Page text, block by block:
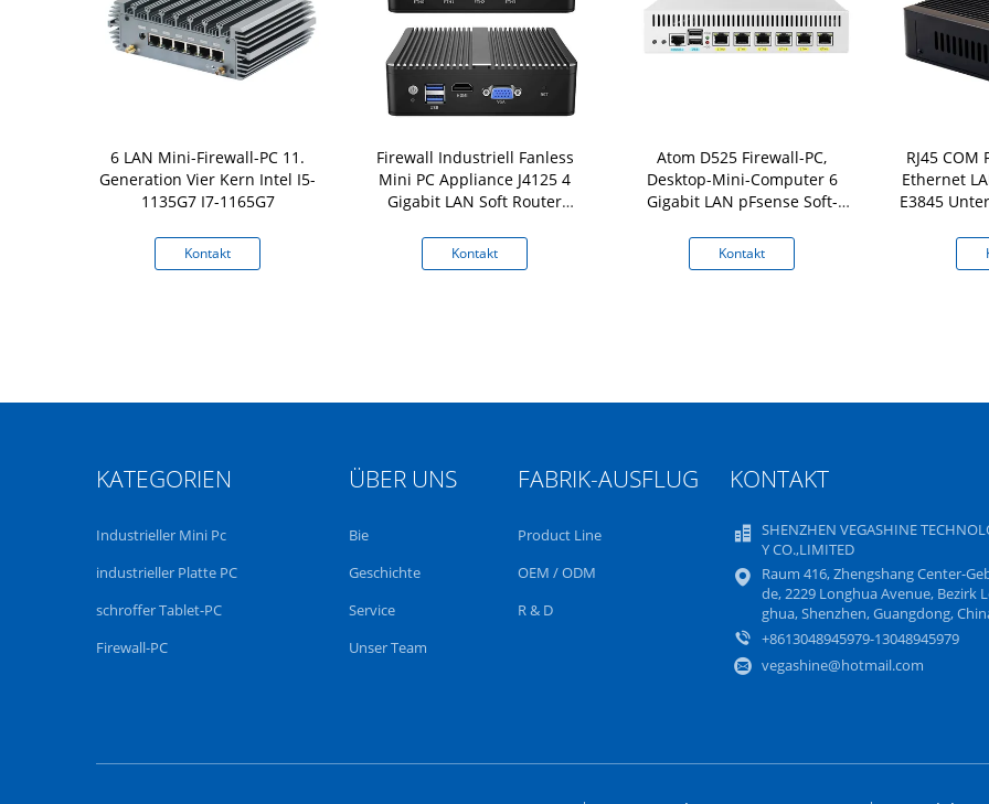
6 LAN Mini-Firewall-PC 11.
Generation Vier Kern Intel I5-
1135G7 I7-1165G7
Kontakt
Firewall Industriell Fanless
Mini PC Appliance J4125 4
Gigabit LAN Soft Router
Kontakt
Atom D525 Firewall-PC,
Desktop-Mini-Computer 6
Gigabit LAN pFsense Soft-
Kontakt
RJ45 COM
Ethernet
E3845
KATEGORIEN
Industrieller Mini Pc
industrieller Platte PC
schroffer Tablet-PC
Firewall-PC
ÜBER UNS
Bie
Geschichte
Service
Unser Team
FABRIK-AUSFLUG
Product Line
OEM / ODM
R & D
KONTAKT
SHENZHEN VEGASHINE
Y CO.,LIMITED
Raum 416, Zhengshang Center-
de, 2229 Longhua Avenue, Bezirk
ghua, Shenzhen, Guangdong,
+8613048945979-13048945979
vegashine@hotmail.com